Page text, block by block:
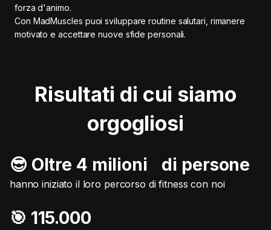
forza d'animo.
Con MadMuscles puoi sviluppare routine salutari, rimanere
motivato e accettare nuove sfide personali.
Risultati di cui siamo
orgogliosi
😎 Oltre 4 milioni di persone
hanno iniziato il loro percorso di fitness con noi
🎯️ 115.000